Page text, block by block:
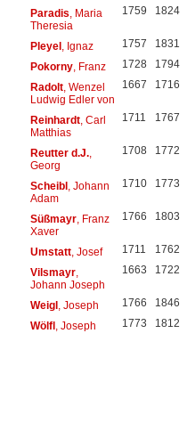
Paradis , Maria
Theresia
1759 1824
Pleyel, Ignaz 1757 1831
Pokorny, Franz 1728 1794
Radolt, Wenzel
Ludwig Edler von
1667 1716
Reinhardt, Carl
Matthias
1711 1767
Reutter d.J.,
Georg
1708 1772
Scheibl, Johann
Adam
1710 1773
Süßmayr, Franz
Xaver
1766 1803
Umstatt, Josef 1711 1762
Vilsmayr,
Johann Joseph
1663 1722
Weigl, Joseph 1766 1846
Wölfl, Joseph 1773 1812